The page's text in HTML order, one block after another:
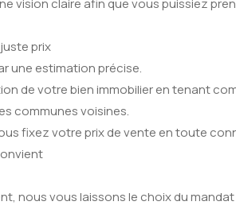
vision claire afin que vous puissiez
prix
une estimation précise.
de votre bien immobilier en tenant
communes voisines.
fixez votre prix de vente en toute
nous vous laissons le choix du